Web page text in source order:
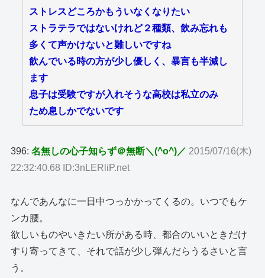
ストレスどころかもういなくなりたい
ストラテラではないけれど２種類、飲み忘れも
多くて声かけないと難しいですね
飲んでいる時の方が少し優しく、暴言も半減し
ます
息子は受験ですが入れそうな高校は私立のみ
ため息しかでないです
396:名無しの心子知らず＠無断＼(^o^)／ 2015/07/16(木)
22:32:40.68 ID:3nLERliP.net
なんであんなに一日中つっかかってくるの。いつでもケ
ンカ腰。
欲しいものやいきたい所がある時、都合のいいときだけ
すり寄ってきて、それで話が少し弾んだらうるさいと言
う。